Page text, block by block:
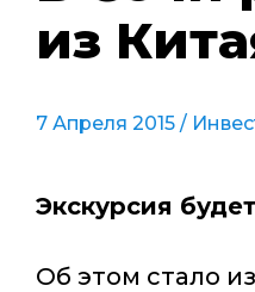
из
7 Апреля 2015 /
Экскурсия
Об этом стало